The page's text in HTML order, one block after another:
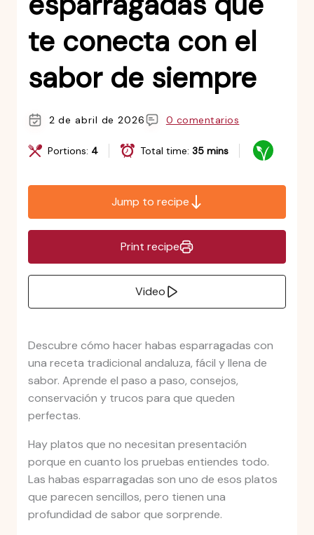
te conecta con el
sabor de siempre
2 de abril de 2026 0 comentarios
Portions: 4 Total time: 35 mins
Jump to recipe
Print recipe
Video
Descubre cómo hacer habas esparragadas con
una receta tradicional andaluza, fácil y llena de
sabor. Aprende el paso a paso, consejos,
conservación y trucos para que queden
perfectas.
Hay platos que no necesitan presentación
porque en cuanto los pruebas entiendes todo.
Las habas esparragadas son uno de esos platos
que parecen sencillos, pero tienen una
profundidad de sabor que sorprende.